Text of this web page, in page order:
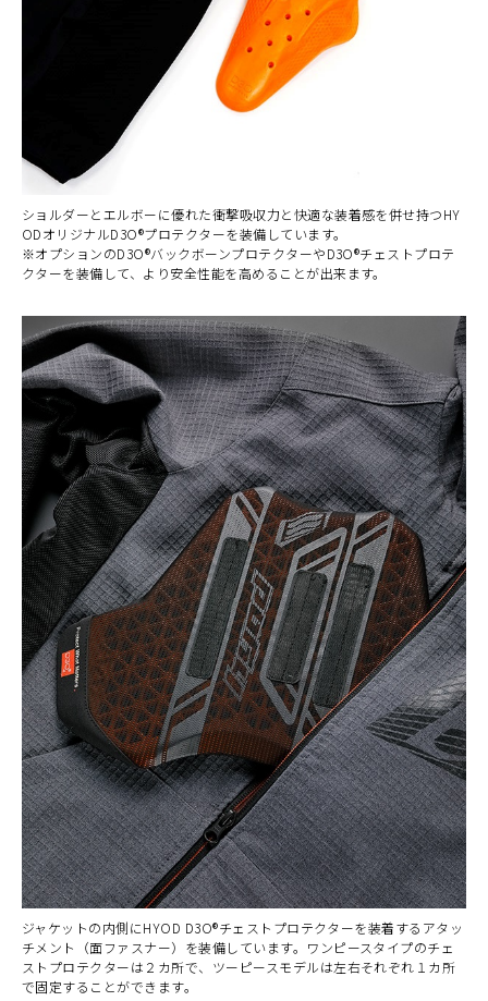
ショルダーとエルボーに優れた衝撃吸収力と快適な装着感を併せ持つHY
ODオリジナルD3O®プロテクターを装備しています。
※オプションのD3O®バックボーンプロテクターやD3O®チェストプロテ
クターを装備して、より安全性能を高めることが出来ます。
ジャケットの内側にHYOD D3O®チェストプロテクターを装着するアタッ
チメント（面ファスナー）を装備しています。ワンピースタイプのチェ
ストプロテクターは２カ所で、ツーピースモデルは左右それぞれ１カ所
で固定することができます。